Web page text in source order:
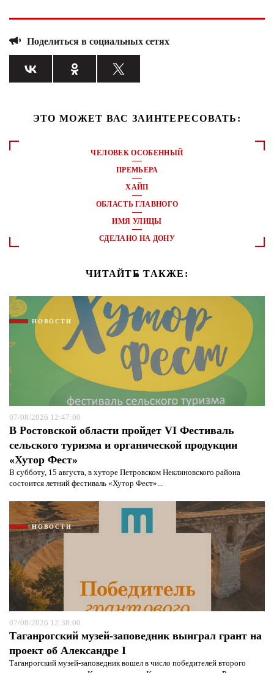
Поделиться в социальных сетях
ЭТО МОЖЕТ ВАС ЗАИНТЕРЕСОВАТЬ:
ЧЕЛОВЕК ОСОБЕННЫЙ
ПРЕМЬЕРА
ХАЙП
ОБЛАСТЬ ГЛАВНОГО
ИМЯ УЛИЦЫ
СДЕЛАНО НА ДОНУ
ЧИТАЙТЕ ТАКЖЕ:
НОВОСТИ
07/08/2026 12:47:00
В Ростовской области пройдет VI Фестиваль
сельского туризма и органической продукции
«Хутор Фест»
В субботу, 15 августа, в хуторе Петровском Неклиновского района
состоится летний фестиваль «Хутор Фест»...
НОВОСТИ
07/08/2026 12:38:00
Таганрогский музей-заповедник выиграл грант на
проект об Александре I
Таганрогский музей-заповедник вошел в число победителей второго